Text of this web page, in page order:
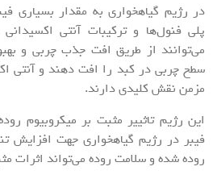
در رژیم گیاهخواری به مقدار بسیاری
پلی فنول‌ها و ترکیبات آنتی
می‌توانند از طریق افت جذب چربی و
سطح چربی در کبد را افت دهند و آنتی
مزمن نقش کلیدی دارند.
این رژیم تاثییر مثبت بر میکروبیوم
فیبر در رژیم گیاهخواری جهت افزایش
روده شده و سلامت روده می‌تواند اثرات